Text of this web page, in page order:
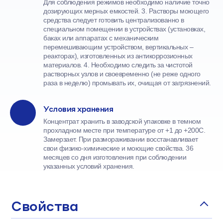
Для соблюдения режимов необходимо наличие точно
дозирующих мерных емкостей. 3. Растворы моющего
средства следует готовить централизованно в
специальном помещении в устройствах (установках,
баках или аппаратах с механическим
перемешивающим устройством, вертикальных –
реакторах), изготовленных из антикоррозионных
материалов. 4. Необходимо следить за чистотой
растворных узлов и своевременно (не реже одного
раза в неделю) промывать их, очищая от загрязнений.
Условия хранения
Концентрат хранить в заводской упаковке в темном
прохладном месте при температуре от +1 до +200С.
Замерзает. При размораживании восстанавливает
свои физико-химические и моющие свойства. 36
месяцев со дня изготовления при соблюдении
указанных условий хранения.
Свойства